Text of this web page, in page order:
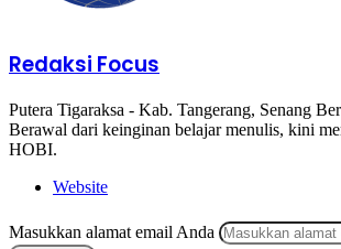
Redaksi Focus
Putera Tigaraksa - Kab. Tangerang, Senang
Berawal dari keinginan belajar menulis, kini
HOBI.
Website
Masukkan alamat email Anda